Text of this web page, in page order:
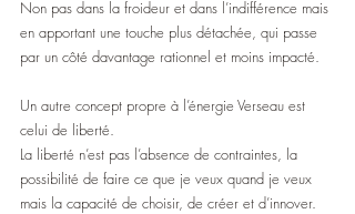
Non pas dans la froideur et dans l’indifférence mais
en apportant une touche plus détachée, qui passe
par un côté davantage rationnel et moins impacté.
Un autre concept propre à l’énergie Verseau est
celui de liberté.
La liberté n’est pas l’absence de contraintes, la
possibilité de faire ce que je veux quand je veux
mais la capacité de choisir, de créer et d’innover.